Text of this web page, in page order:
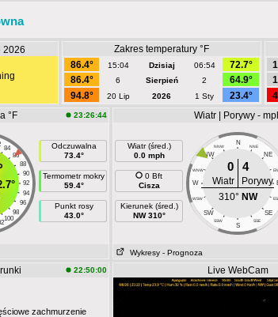
2026
Zakres temperatury °F
86.4°
15:04 Dzisiaj 06:54
72.7°
86.4°
6 Sierpień 2
64.9°
94.8°
20 Lip 2026 1 Sty 23.4°
°F 23:26:44
84
86
88
90
92
94
96
98
100
Odczuwalna
73.4°
Termometr mokry
59.4°
Punkt rosy
43.0°
Wiatr | Porywy -
Wiatr (śred.)
0.0 mph
0 Bft
Cisza
Kierunek (śred.)
NW 310°
N
NNW NNE
NW NE
WNW
W
WSW
SW SE
SSW SSE
S
0 4
Wiatr
Porywy
310° NW
Wykresy - Prognoza
22:50:00
zachmurzenie
Live WebCam